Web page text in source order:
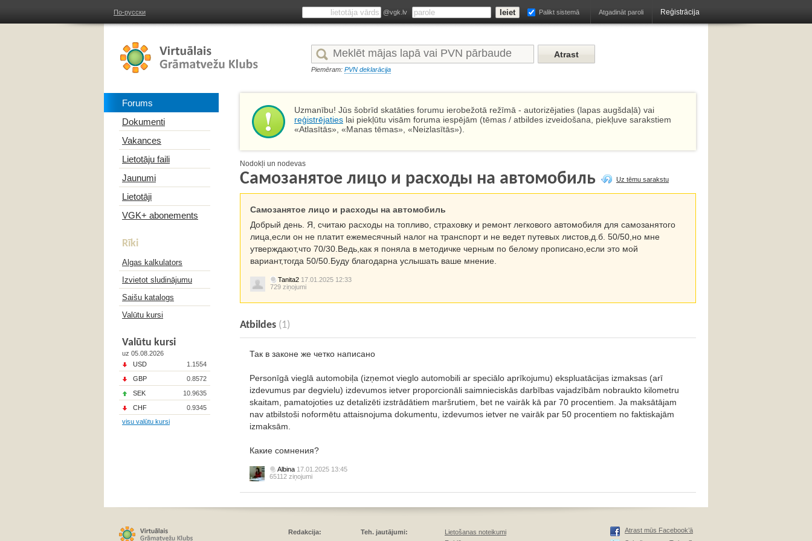
По-русски Atgadināt paroli Reģistrācija
@vgk.lv Palikt sistemā
Piemēram: PVN deklarācija
Forums
Dokumenti
Vakances
Lietotāju faili
Jaunumi
Lietotāji
VGK+ abonements
Rīki
Algas kalkulators
Izvietot sludinājumu
Saišu katalogs
Valūtu kursi
Valūtu kursi
uz 05.08.2026
USD
1.1554
GBP
0.8572
SEK
10.9635
CHF
0.9345
visu valūtu kursi
Uzmanību! Jūs šobrīd skatāties forumu ierobežotā režīmā - autorizējaties (lapas augšdaļā) vai
reģistrējaties lai piekļūtu visām foruma iespējām (tēmas / atbildes izveidošana, piekļuve sarakstiem
«Atlasītās», «Manas tēmas», «Neizlasītās»).
Nodokļi un nodevas
Самозанятое лицо и расходы на автомобиль Uz tēmu sarakstu
Самозанятое лицо и расходы на автомобиль
Добрый день. Я, считаю расходы на топливо, страховку и ремонт легкового автомобиля для самозанятого
лица,если он не платит ежемесячный налог на транспорт и не ведет путевых листов,д.б. 50/50,но мне
утверждают,что 70/30.Ведь,как я поняла в методичке черным по белому прописано,если это мой
вариант,тогда 50/50.Буду благодарна услышать ваше мнение.
Tanita2 17.01.2025 12:33
729 ziņojumi
Atbildes (1)
Так в законе же четко написано
Personīgā vieglā automobiļa (izņemot vieglo automobili ar speciālo aprīkojumu) ekspluatācijas izmaksas (arī
izdevumus par degvielu) izdevumos ietver proporcionāli saimnieciskās darbības vajadzībām nobraukto kilometru
skaitam, pamatojoties uz detalizēti izstrādātiem maršrutiem, bet ne vairāk kā par 70 procentiem. Ja maksātājam
nav atbilstoši noformētu attaisnojuma dokumentu, izdevumos ietver ne vairāk par 50 procentiem no faktiskajām
izmaksām.
Какие сомнения?
Albina 17.01.2025 13:45
65112 ziņojumi
Redakcija:
Teh. jautājumi:
Lietošanas noteikumi
Atrast mūs Facebook’ā